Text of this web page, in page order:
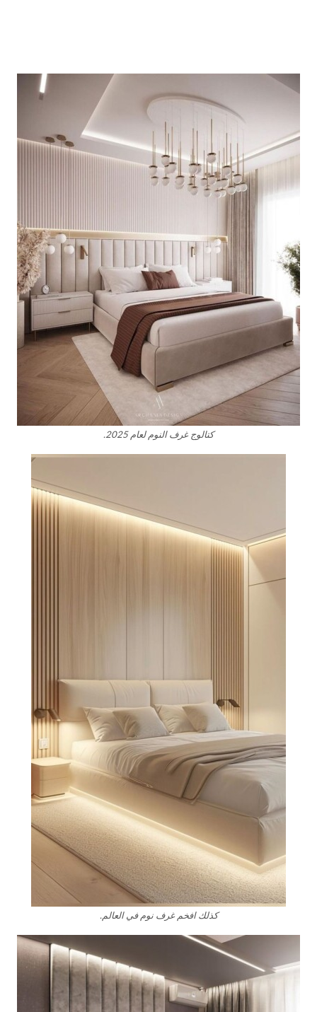
كتالوج غرف النوم لعام 2025.
كذلك افخم غرف نوم في العالم.